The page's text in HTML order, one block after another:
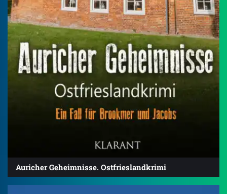
Auricher Geheimnisse. Ostfrieslandkrimi